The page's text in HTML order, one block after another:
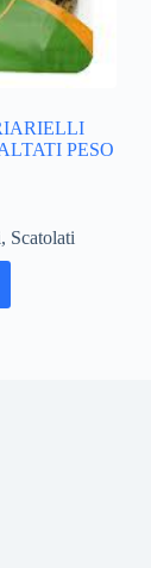
PESO
, Scatolati